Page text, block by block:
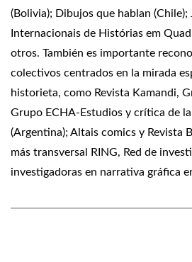
(Bolivia); Dibujos que hablan (Chile);
Internacionais de Histórias em
otros. También es importante
colectivos centrados en la mirada
historieta, como Revista Kamandi,
Grupo ECHA-Estudios y crítica de
(Argentina); Altais comics y Revista
más transversal RING, Red de
investigadoras en narrativa gráfica